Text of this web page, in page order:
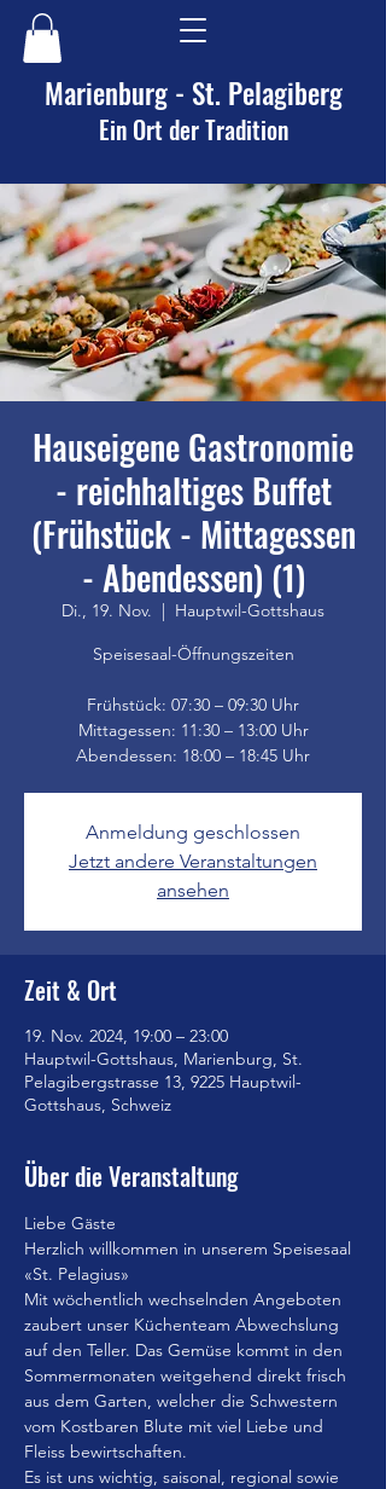
Marienburg - St. Pelagiberg
Ein Ort der Tradition
Hauseigene Gastronomie
- reichhaltiges Buffet
(Frühstück - Mittagessen
- Abendessen) (1)
Di., 19. Nov.
  |
Hauptwil-Gottshaus
Speisesaal-Öffnungszeiten
Frühstück: 07:30 – 09:30 Uhr
Mittagessen: 11:30 – 13:00 Uhr
Anmeldung geschlossen
Jetzt andere Veranstaltungen
ansehen
Zeit & Ort
19. Nov. 2024, 19:00 – 23:00
Hauptwil-Gottshaus, Marienburg, St.
Pelagibergstrasse 13, 9225 Hauptwil-
Gottshaus, Schweiz
Über die Veranstaltung
Liebe Gäste
Herzlich willkommen in unserem Speisesaal
«St. Pelagius»
Mit wöchentlich wechselnden Angeboten
zaubert unser Küchenteam Abwechslung
auf den Teller. Das Gemüse kommt in den
Sommermonaten weitgehend direkt frisch
aus dem Garten, welcher die Schwestern
vom Kostbaren Blute mit viel Liebe und
Fleiss bewirtschaften.
Es ist uns wichtig, saisonal, regional sowie